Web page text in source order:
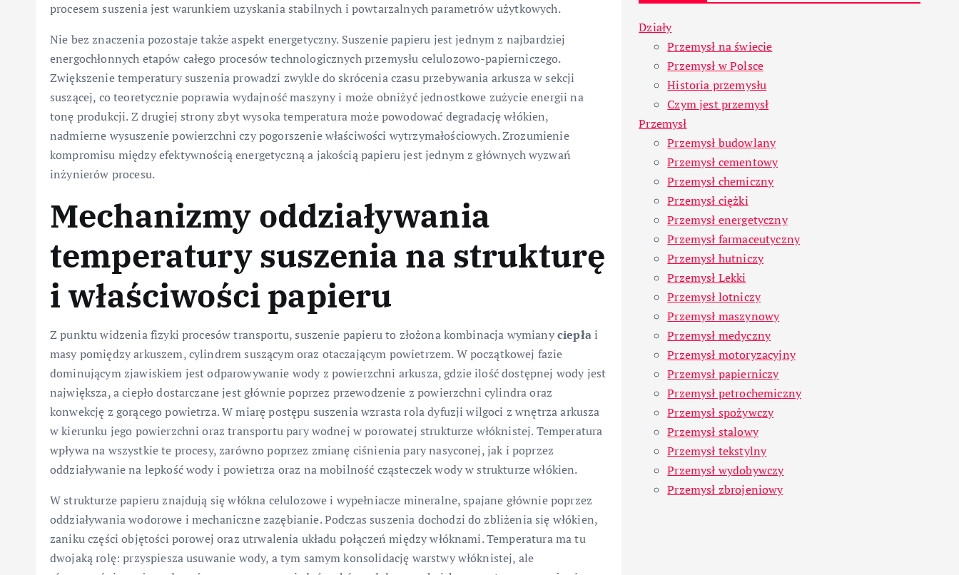
procesem suszenia jest warunkiem uzyskania stabilnych i powtarzalnych parametrów użytkowych.
Nie bez znaczenia pozostaje także aspekt energetyczny. Suszenie papieru jest jednym z najbardziej
energochłonnych etapów całego procesów technologicznych przemysłu celulozowo-papierniczego.
Zwiększenie temperatury suszenia prowadzi zwykle do skrócenia czasu przebywania arkusza w sekcji
suszącej, co teoretycznie poprawia wydajność maszyny i może obniżyć jednostkowe zużycie energii na
tonę produkcji. Z drugiej strony zbyt wysoka temperatura może powodować degradację włókien,
nadmierne wysuszenie powierzchni czy pogorszenie właściwości wytrzymałościowych. Zrozumienie
kompromisu między efektywnością energetyczną a jakością papieru jest jednym z głównych wyzwań
inżynierów procesu.
Mechanizmy oddziaływania
temperatury suszenia na strukturę
i właściwości papieru
Z punktu widzenia fizyki procesów transportu, suszenie papieru to złożona kombinacja wymianyciepłai
masy pomiędzy arkuszem, cylindrem suszącym oraz otaczającym powietrzem. W początkowej fazie
dominującym zjawiskiem jest odparowywanie wody z powierzchni arkusza, gdzie ilość dostępnej wody jest
największa, a ciepło dostarczane jest głównie poprzez przewodzenie z powierzchni cylindra oraz
konwekcję z gorącego powietrza. W miarę postępu suszenia wzrasta rola dyfuzji wilgoci z wnętrza arkusza
w kierunku jego powierzchni oraz transportu pary wodnej w porowatej strukturze włóknistej. Temperatura
wpływa na wszystkie te procesy, zarówno poprzez zmianę ciśnienia pary nasyconej, jak i poprzez
oddziaływanie na lepkość wody i powietrza oraz na mobilność cząsteczek wody w strukturze włókien.
W strukturze papieru znajdują się włókna celulozowe i wypełniacze mineralne, spajane głównie poprzez
oddziaływania wodorowe i mechaniczne zazębianie. Podczas suszenia dochodzi do zbliżenia się włókien,
zaniku części objętości porowej oraz utrwalenia układu połączeń między włóknami. Temperatura ma tu
dwojaką rolę: przyspiesza usuwanie wody, a tym samym konsolidację warstwy włóknistej, ale
Działy
Przemysł na świecie
Przemysł w Polsce
Historia przemysłu
Czym jest przemysł
Przemysł
Przemysł budowlany
Przemysł cementowy
Przemysł chemiczny
Przemysł ciężki
Przemysł energetyczny
Przemysł farmaceutyczny
Przemysł hutniczy
Przemysł Lekki
Przemysł lotniczy
Przemysł maszynowy
Przemysł medyczny
Przemysł motoryzacyjny
Przemysł papierniczy
Przemysł petrochemiczny
Przemysł spożywczy
Przemysł stalowy
Przemysł tekstylny
Przemysł wydobywczy
Przemysł zbrojeniowy